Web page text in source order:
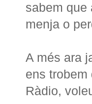
sabem que
menja o
A més ara
ens
Ràdio,